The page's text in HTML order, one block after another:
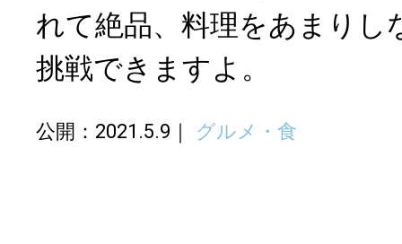
れて絶品、料理をあまりし
挑戦できますよ。
公開：2021.5.9 グルメ・食